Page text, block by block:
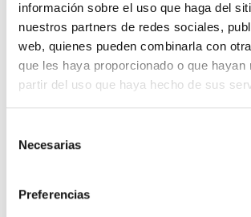
información sobre el uso que haga del
nuestros partners de redes sociales,
web, quienes pueden combinarla con
que les haya proporcionado o que hayan
partir del uso que haya hecho de sus
Necesarias
Preferencias
Lo último en nuestro blog
Bandejas termoconformadas para
optimizar líneas automatizadas y
Packaging vitivinícola y gourmet
Alvéolos de plástico en hostelería y
Ventajas de los blíster pastillas